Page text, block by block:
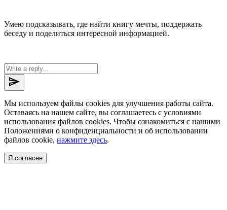
Умею подсказывать, где найти книгу мечты, поддержать
беседу и поделиться интересной информацией.
send
Мы используем файлы cookies для улучшения работы сайта.
Оставаясь на нашем сайте, вы соглашаетесь с условиями
использования файлов cookies. Чтобы ознакомиться с нашими
Положениями о конфиденциальности и об использовании
файлов cookie, нажмите здесь.
Я согласен